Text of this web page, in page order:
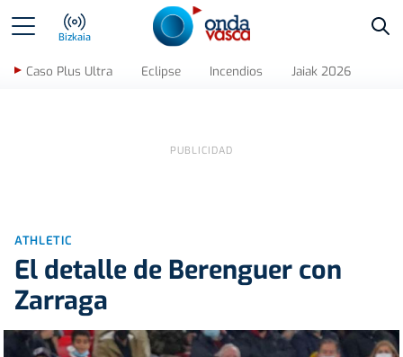
Bizkaia
Caso Plus Ultra Eclipse Incendios Jaiak 2026
ATHLETIC
El detalle de Berenguer con
Zarraga